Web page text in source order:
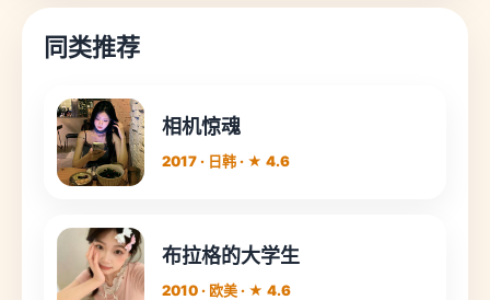
同类推荐
相机惊魂
2017 · 日韩 · ★ 4.6
布拉格的大学生
2010 · 欧美 · ★ 4.6